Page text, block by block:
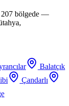
207 bölgede —
Balatçık
Çandarlı